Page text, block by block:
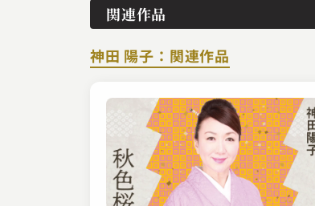
関連作品
神田 陽子：関連作品